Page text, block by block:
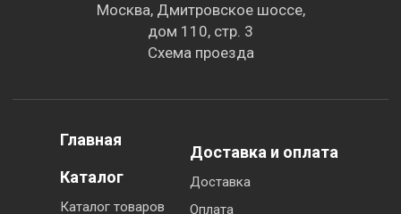
Москва, Дмитровское шоссе,
дом 110, стр. 3
Схема проезда
Главная
Каталог
Каталог товаров
Доставка и оплата
Доставка
Оплата